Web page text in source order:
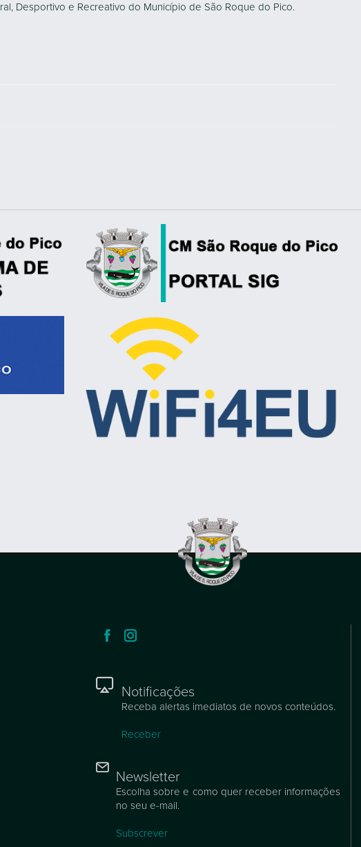
Desportivo e Recreativo do Município de São Roque do Pico.
Notificações
Receba alertas imediatos de novos conteúdos.
Receber
Newsletter
Escolha sobre e como quer receber informações
no seu e-mail.
Subscrever